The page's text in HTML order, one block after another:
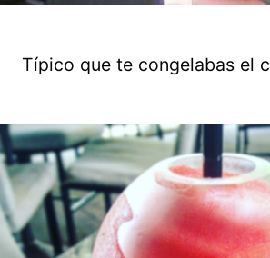
Típico que te congelabas el